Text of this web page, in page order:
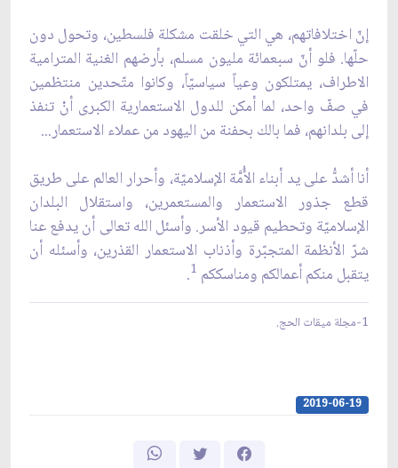
إنّ اختلافاتهم، هي التي خلقت مشكلة فلسطين، وتحول دون
حلّها. فلو أنّ سبعمائة مليون مسلم، بأرضهم الغنية المترامية
الاطراف، يمتلكون وعياً سياسيّاً، وكانوا متّحدين منتظمين
في صفّ واحد، لما أمكن للدول الاستعمارية الكبرى أنْ تنفذ
إلى بلدانهم، فما بالك بحفنة من اليهود من عملاء الاستعمار...
أنا أشدُّ على يد أبناء الأُمَّة الإسلاميّة، وأحرار العالم على طريق
قطع جذور الاستعمار والمستعمرين، واستقلال البلدان
الإسلاميّة وتحطيم قيود الأسر. وأسئل الله تعالى أن يدفع عنا
شرّ الأنظمة المتجبّرة وأذناب الاستعمار القذرين، وأسئله أن
يتقبل منكم أعمالكم ومناسككم 1
.
1-مجلة ميقات الحج.
2019-06-19